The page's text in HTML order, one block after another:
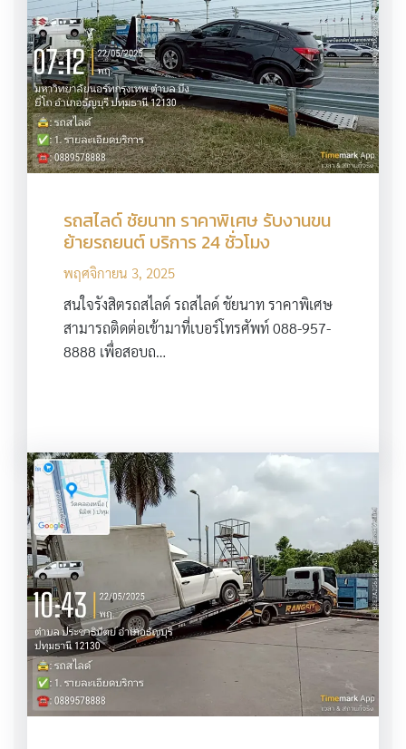
รถสไลด์ ชัยนาท ราคาพิเศษ รับงานขน
ย้ายรถยนต์ บริการ 24 ชั่วโมง
พฤศจิกายน 3, 2025
สนใจรังสิตรถสไลด์ รถสไลด์ ชัยนาท ราคาพิเศษ
สามารถติดต่อเข้ามาที่เบอร์โทรศัพท์ 088-957-
8888 เพื่อสอบถ…